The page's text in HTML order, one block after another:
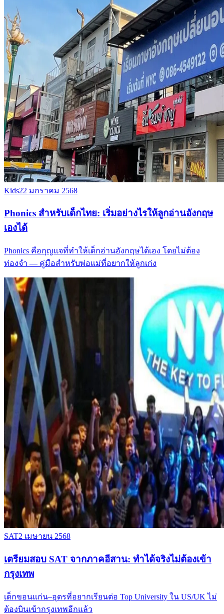
Kids22 มกราคม 2568
Phonics สำหรับเด็กไทย: เริ่มอย่างไรให้ลูกอ่านอังกฤษ
เองได้
Phonics คือกุญแจที่ทำให้เด็กอ่านอังกฤษได้เอง โดยไม่ต้อง
ท่องจำ — คู่มือสำหรับพ่อแม่ที่อยากให้ลูกเก่ง
SAT2 เมษายน 2568
เตรียมสอบ SAT จากภาคอีสาน: ทำได้จริงไม่ต้องเข้า
กรุงเทพ
เด็กขอนแก่น–อุดรที่อยากเรียนต่อ Top University ใน US/UK ไม่
ต้องบินเข้ากรุงเทพอีกแล้ว